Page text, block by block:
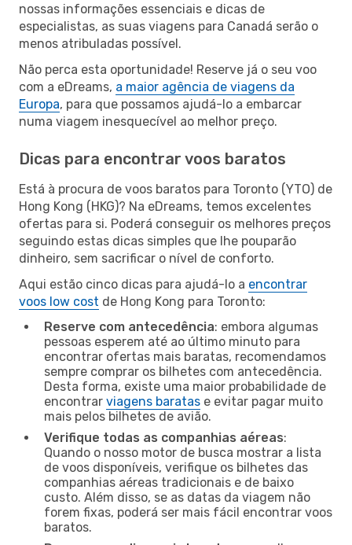
nossas informações essenciais e dicas de
especialistas, as suas viagens para Canadá serão o
menos atribuladas possível.
Não perca esta oportunidade! Reserve já o seu voo
com a eDreams, a maior agência de viagens da
Europa, para que possamos ajudá-lo a embarcar
numa viagem inesquecível ao melhor preço.
Dicas para encontrar voos baratos
Está à procura de voos baratos para Toronto (YTO) de
Hong Kong (HKG)? Na eDreams, temos excelentes
ofertas para si. Poderá conseguir os melhores preços
seguindo estas dicas simples que lhe pouparão
dinheiro, sem sacrificar o nível de conforto.
Aqui estão cinco dicas para ajudá-lo a encontrar
voos low cost de Hong Kong para Toronto:
Reserve com antecedência: embora algumas
pessoas esperem até ao último minuto para
encontrar ofertas mais baratas, recomendamos
sempre comprar os bilhetes com antecedência.
Desta forma, existe uma maior probabilidade de
encontrar viagens baratas e evitar pagar muito
mais pelos bilhetes de avião.
Verifique todas as companhias aéreas:
Quando o nosso motor de busca mostrar a lista
de voos disponíveis, verifique os bilhetes das
companhias aéreas tradicionais e de baixo
custo. Além disso, se as datas da viagem não
forem fixas, poderá ser mais fácil encontrar voos
baratos.